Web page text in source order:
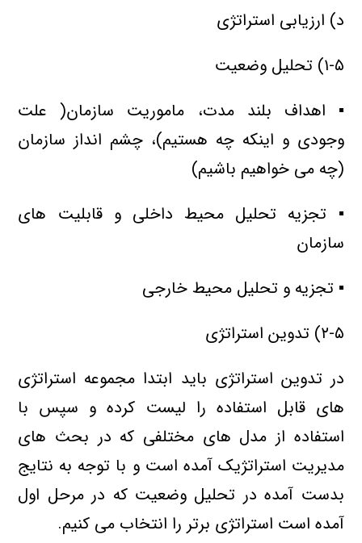
د) ارزیابی استراتژی
۱-۵) تحلیل وضعیت
▪ اهداف بلند مدت، ماموریت سازمان( علت
وجودی و اینکه چه هستیم)، چشم انداز سازمان
(چه می خواهیم باشیم)
▪ تجزیه تحلیل محیط داخلی و قابلیت های
سازمان
▪ تجزیه و تحلیل محیط خارجی
۲-۵) تدوین استراتژی
در تدوین استراتژی باید ابتدا مجموعه استراتژی
های قابل استفاده را لیست کرده و سپس با
استفاده از مدل های مختلفی که در بحث های
مدیریت استراتژیک آمده است و با توجه به نتایج
بدست آمده در تحلیل وضعیت که در مرحل اول
آمده است استراتژی برتر را انتخاب می کنیم.